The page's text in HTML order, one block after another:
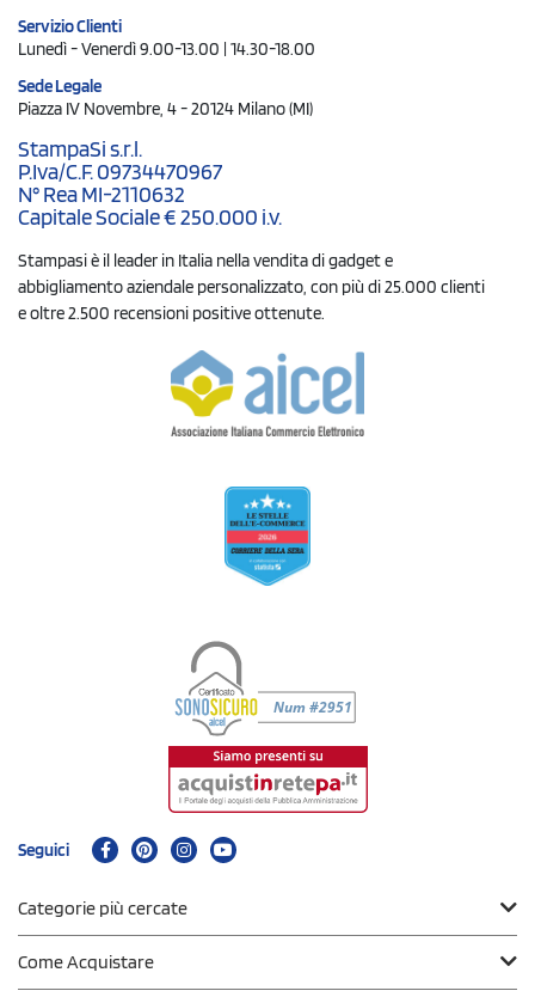
Servizio Clienti
Lunedì - Venerdì 9.00-13.00 | 14.30-18.00
Sede Legale
Piazza IV Novembre, 4 - 20124 Milano (MI)
StampaSi s.r.l.
P.Iva/C.F. 09734470967
N° Rea MI-2110632
Capitale Sociale € 250.000 i.v.
Stampasi è il leader in Italia nella vendita di gadget e
abbigliamento aziendale personalizzato, con più di 25.000 clienti
e oltre 2.500 recensioni positive ottenute.
Seguici
Categorie più cercate
Come Acquistare